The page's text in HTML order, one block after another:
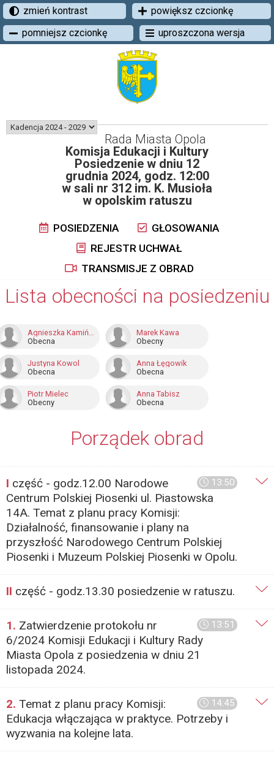
zmień kontrast
powiększ czcionkę
pomniejsz czcionkę
uproszczona wersja
Rada Miasta Opola
Komisja Edukacji i Kultury
Posiedzenie w dniu 12
grudnia 2024, godz. 12:00
w sali nr 312 im. K. Musioła
w opolskim ratuszu
POSIEDZENIA
GŁOSOWANIA
REJESTR UCHWAŁ
TRANSMISJE Z OBRAD
Lista obecności na posiedzeniu
Agnieszka Kamińska
Obecna
Marek Kawa
Obecny
Justyna Kowol
Obecna
Anna Łęgowik
Obecna
Piotr Mielec
Obecny
Anna Tabisz
Obecna
Porządek obrad
13:50
I część - godz.12.00 Narodowe
Centrum Polskiej Piosenki ul. Piastowska
14A. Temat z planu pracy Komisji:
Działalność, finansowanie i plany na
przyszłość Narodowego Centrum Polskiej
Piosenki i Muzeum Polskiej Piosenki w Opolu.
II część - godz.13.30 posiedzenie w ratuszu.
13:51
1. Zatwierdzenie protokołu nr
6/2024 Komisji Edukacji i Kultury Rady
Miasta Opola z posiedzenia w dniu 21
listopada 2024.
14:45
2. Temat z planu pracy Komisji:
Edukacja włączająca w praktyce. Potrzeby i
wyzwania na kolejne lata.